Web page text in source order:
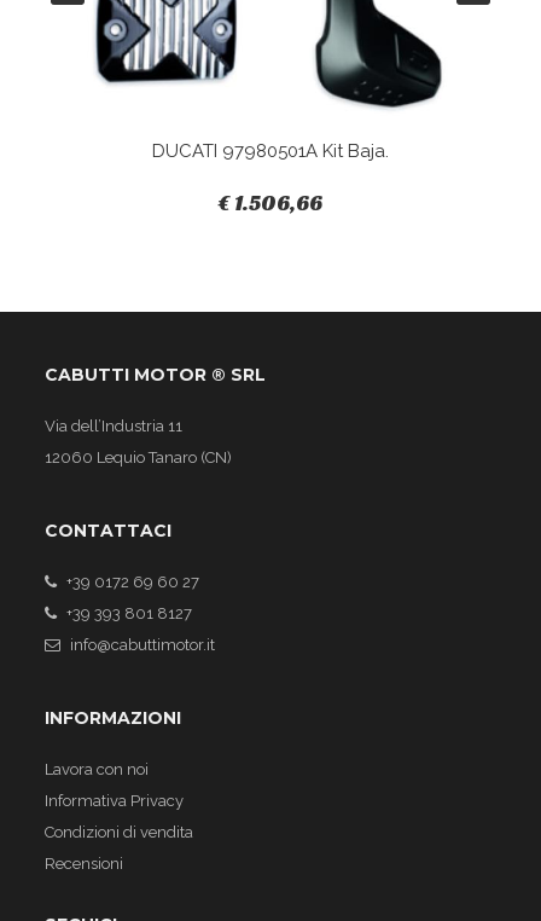
DUCATI 97980501A Kit Baja.
€ 1.506,66
CABUTTI MOTOR ® SRL
Via dell’Industria 11
12060 Lequio Tanaro (CN)
CONTATTACI
+39 0172 69 60 27
+39 393 801 8127
info@cabuttimotor.it
INFORMAZIONI
Lavora con noi
Informativa Privacy
Condizioni di vendita
Recensioni